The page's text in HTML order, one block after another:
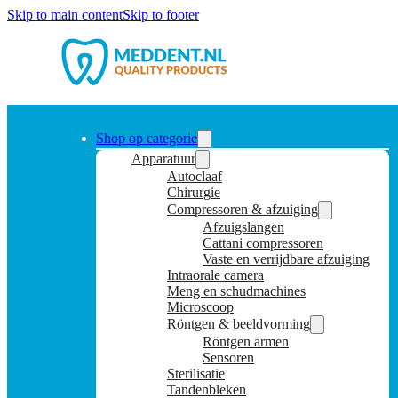
Skip to main contentSkip to footer
Shop op categorie
Apparatuur
Autoclaaf
Chirurgie
Compressoren & afzuiging
Afzuigslangen
Cattani compressoren
Vaste en verrijdbare afzuiging
Intraorale camera
Meng en schudmachines
Microscoop
Röntgen & beeldvorming
Röntgen armen
Sensoren
Sterilisatie
Tandenbleken